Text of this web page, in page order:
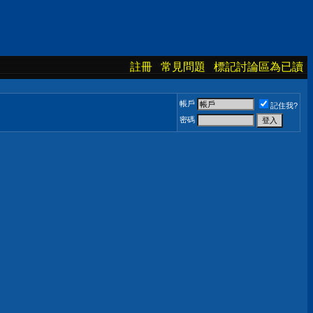
註冊 常見問題 標記討論區為已讀
帳戶
記住我?
密碼